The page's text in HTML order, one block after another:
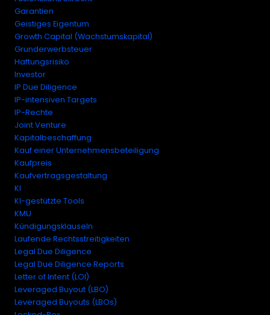
Garantien
Geistiges Eigentum
Growth Capital (Wachstumskapital)
Grunderwerbsteuer
Haftungsrisiko
Investor
IP Due Diligence
IP-intensiven Targets
IP-Rechte
Joint Venture
Kapitalbeschaffung
Kauf einer Unternehmensbeteiligung
Kaufpreis
Kaufvertragsgestaltung
KI
KI-gestützte Tools
KMU
Kündigungsklauseln
Laufende Rechtsstreitigkeiten
Legal Due Diligence
Legal Due Diligence Reports
Letter of Intent (LOI)
Leveraged Buyout (LBO)
Leveraged Buyouts (LBOs)